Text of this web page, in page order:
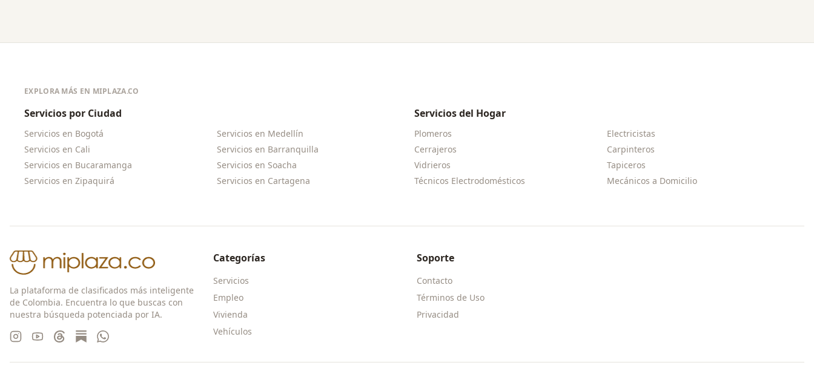
EXPLORA MÁS EN MIPLAZA.CO
Servicios por Ciudad
Servicios en Bogotá Servicios en Medellín
Servicios en Cali Servicios en Barranquilla
Servicios en Bucaramanga Servicios en Soacha
Servicios en Zipaquirá Servicios en Cartagena
Servicios del Hogar
Plomeros
Electricistas
Cerrajeros
Carpinteros
Vidrieros
Tapiceros
Técnicos Electrodomésticos
Mecánicos a Domicilio
La plataforma de clasificados más inteligente
de Colombia. Encuentra lo que buscas con
nuestra búsqueda potenciada por IA.
Categorías
Servicios
Empleo
Vivienda
Vehículos
Soporte
Contacto
Términos de Uso
Privacidad